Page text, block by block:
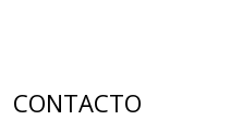
CONTACTO